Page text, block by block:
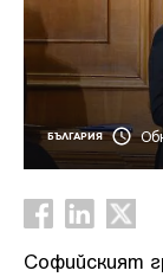
БЪЛГАРИЯ
Софийският